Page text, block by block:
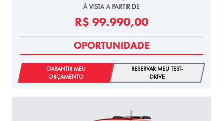
À VISTA A PARTIR DE
R$ 99.990,00
OPORTUNIDADE
GARANTIR MEU
ORÇAMENTO
RESERVAR MEU TEST-
DRIVE